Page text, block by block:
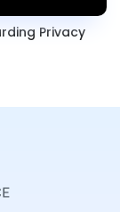
Privacy